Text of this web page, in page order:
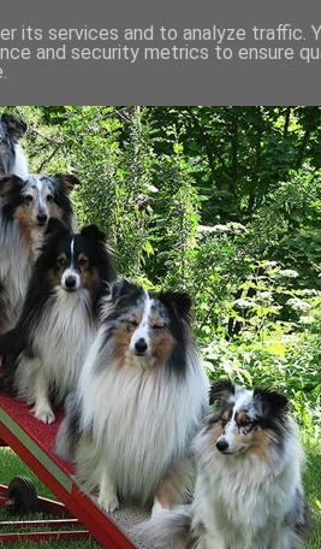
its services and to analyze traffic.
and security metrics to ensure